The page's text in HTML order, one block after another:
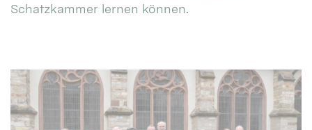
Schatzkammer lernen können.